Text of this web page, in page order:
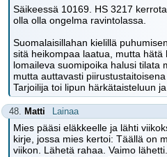
Säikeessä 10169. HS 3217
olla olla ongelma ravintolassa.
Suomalaisillahan kielillä
sitä heikompaa laatua, mutta hätä
lomaileva suomipoika halusi tilata
mutta auttavasti
Tarjoilija toi lipun härkätaisteluun
48. Matti Lainaa
Mies pääsi eläkkeelle ja lähti
kirje, jossa mies kertoi: Täällä on
viikon. Lähetä rahaa. Vaimo